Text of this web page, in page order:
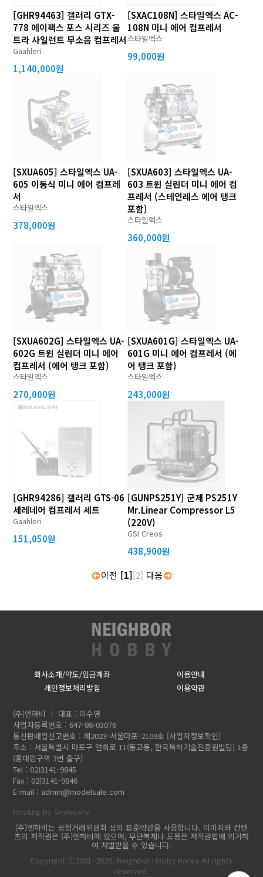
[GHR94463] 갤러리 GTX-
778 에이팩스 포스 시리즈 울
트라 사일런트 무소음 컴프레서
Gaahleri
1,140,000원
[SXAC108N] 스타일엑스 AC-
108N 미니 에어 컴프레서
스타일엑스
99,000원
[SXUA605] 스타일엑스 UA-
605 이동식 미니 에어 컴프레
서
스타일엑스
378,000원
[SXUA603] 스타일엑스 UA-
603 트윈 실린더 미니 에어 컴
프레서 (스테인레스 에어 탱크
포함)
스타일엑스
360,000원
[SXUA602G] 스타일엑스 UA-
602G 트윈 실린더 미니 에어
컴프레서 (에어 탱크 포함)
스타일엑스
270,000원
[SXUA601G] 스타일엑스 UA-
601G 미니 에어 컴프레서 (에
어 탱크 포함)
스타일엑스
243,000원
[GHR94286] 갤러리 GTS-06
세레네어 컴프레서 세트
Gaahleri
151,050원
[GUNPS251Y] 군제 PS251Y
Mr.Linear Compressor L5
(220V)
GSI Creos
438,900원
이전 [1][2] 다음
회사소개/약도/입금계좌
이용안내
개인정보처리방침
이용약관
(주)엔하비
대표 : 이수영
사업자등록번호 : 647-86-03076
통신판매업신고번호 : 제2023-서울마포-2109호 [사업자정보확인]
주소 : 서울특별시 마포구 연희로 11(동교동, 한국특허기술진흥원빌딩) 1층
(홍대입구역 3번 출구)
Tel : 02)3141-9845
Fax : 02)3141-9846
E-mail : admin@modelsale.com
Hosting by Smileserv
(주)엔하비는 공정거래위원회 심의 표준약관을 사용합니다. 이미지와 컨텐
츠의 저작권은 (주)엔하비에 있으며, 무단복제나 도용은 저작권법에 의거하
여 처벌받을 수 있습니다.
Copyright ⓒ2001~2026. Neighbor Hobby Korea All rights
reserved.